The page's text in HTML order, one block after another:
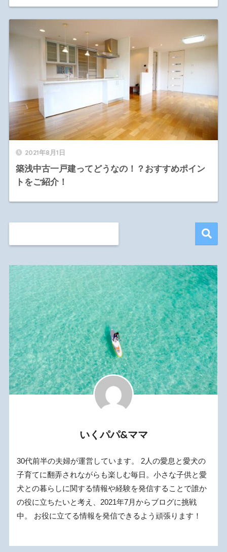
2021年8月1日
築浅中古一戸建ってどうなの！？おすすめポイン
トをご紹介！
いくパパ&ママ
30代前半の夫婦が運営しています。 2人の愛息と愛犬の
子育てに翻弄されながらも楽しむ毎日。小さな子供と愛
犬との暮らしに関する情報や経験を発信することで誰か
の役に立ちたいと考え、2021年7月からブログに挑戦
中。 お役に立てる情報を発信できるよう頑張ります！